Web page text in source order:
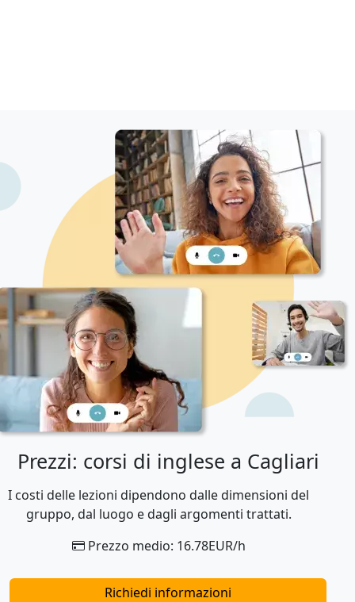
Prezzi: corsi di inglese a Cagliari
I costi delle lezioni dipendono dalle dimensioni del
gruppo, dal luogo e dagli argomenti trattati.
Prezzo medio: 16.78EUR/h
Richiedi informazioni